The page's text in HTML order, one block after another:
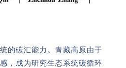
的碳汇能力。青藏高原由于
，成为研究生态系统碳循环